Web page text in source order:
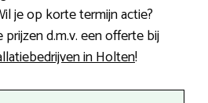
je op korte termijn actie?
d.m.v. een offerte bij
in Holten!